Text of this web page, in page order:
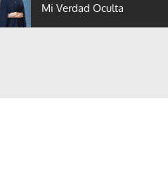
Mi Verdad Oculta